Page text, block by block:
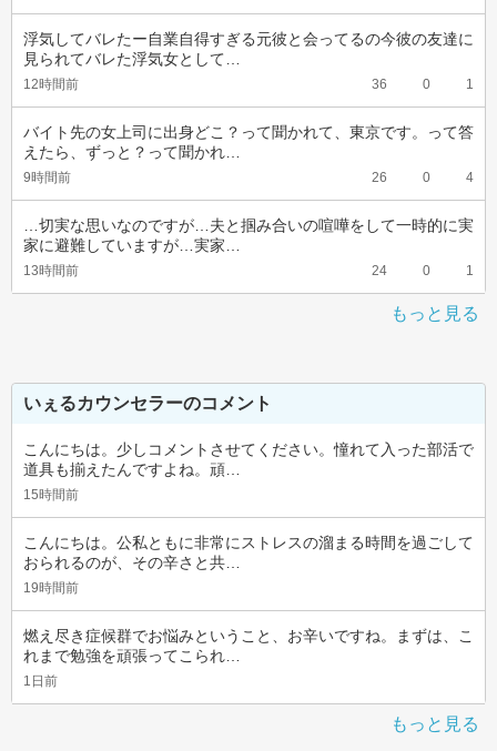
浮気してバレたー自業自得すぎる元彼と会ってるの今彼の友達に
見られてバレた浮気女として…
12時間前 36 0 1
バイト先の女上司に出身どこ？って聞かれて、東京です。って答
えたら、ずっと？って聞かれ…
9時間前 26 0 4
…切実な思いなのですが…夫と掴み合いの喧嘩をして一時的に実
家に避難していますが…実家…
13時間前 24 0 1
もっと見る
いぇるカウンセラーのコメント
こんにちは。少しコメントさせてください。憧れて入った部活で
道具も揃えたんですよね。頑…
15時間前
こんにちは。公私ともに非常にストレスの溜まる時間を過ごして
おられるのが、その辛さと共…
19時間前
燃え尽き症候群でお悩みということ、お辛いですね。まずは、こ
れまで勉強を頑張ってこられ…
1日前
もっと見る